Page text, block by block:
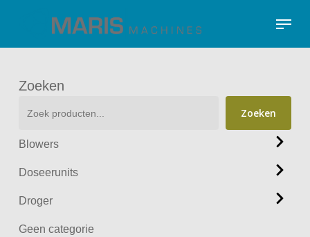
main
Menu
Zoeken
Zoeken
Blowers
Doseerunits
Droger
Geen categorie
Close